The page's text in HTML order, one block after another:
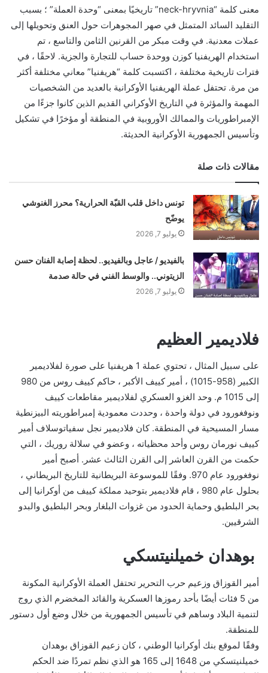
معنى كلمة “neck-hryvnia” تاريخيًا بمعنى “وحدة العملة” ؛ بسبب
التقليد السائد المتمثل في صهر المجوهرات حول العنق وتحويلها إلى
عملات معدنية. في وقت مبكر من القرنين الثامن والتاسع ، تم
استخدام الهريفنيا كوزن ووحدة حساب للتجارة والجزية. لاحقًا ، في
فترات تاريخية مختلفة ، اكتسبت كلمة “هريفنيا” معاني مختلفة أكثر
من مرة. تحتفل عملة الهريفنيا الأوكرانية بالعديد من الشخصيات
المهمة والمؤثرة في التاريخ الأوكراني القديم الذين كانوا جزءًا من
الإمبراطوريات والممالك الأوروبية في المنطقة أو مؤخرًا في تشكيل
وتأسيس الجمهورية الأوكرانية الحديثة.
مقالات ذات صلة
تونس داخل قلب القبّة الحرارية؟ محرز الغنوشي
يوضّح
يوليو 7, 2026
بالفيديو / عاجل وبالفيديو.. لحظة إصابة الفنان حسن
الزيتوني.. والوسط الفني في حالة صدمة
يوليو 7, 2026
فلاديمير العظيم
على سبيل المثال ، تحتوي عملة 1 هريفنيا على صورة لفلاديمير
الكبير (958-1015) ، أمير كييف الأكبر ، حاكم كييف روس من 980
إلى 1015 م. وحد الغزو العسكري لفلاديمير مقاطعات كييف
ونوفغورود في دولة واحدة ، وحددت معمودية إمبراطوريته البيزنطية
مسار المسيحية في المنطقة. كان فلاديمير نجل سفياتوسلاف أمير
كييف نورمان روس وأحد محظياته ، وعضو في سلالة روريك ، التي
حكمت من القرن العاشر إلى القرن الثالث عشر. أصبح أمير
نوفغورود عام 970. وفقًا للموسوعة البريطانية للتاريخ البريطاني ،
بحلول عام 980 ، قام فلاديمير بتوحيد مملكة كييف من أوكرانيا إلى
بحر البلطيق وحماية الحدود من غزوات البلغار وبحر البلطيق والبدو
الشرقيين.
بوهدان خميلنيتسكي
أمير القوزاق وزعيم حرب التحرير تحتفل العملة الأوكرانية المكونة
من 5 فئات أيضًا بأحد رموزها العسكرية والقائد المخضرم الذي روج
لتنمية البلاد وساهم في تأسيس الجمهورية من خلال وضع أول دستور
للمنطقة.
وفقًا لموقع بنك أوكرانيا الوطني ، كان زعيم القوزاق بوهدان
خميلنيتسكي من 1648 إلى 165 هو الذي نظم تمردًا ضد الحكم